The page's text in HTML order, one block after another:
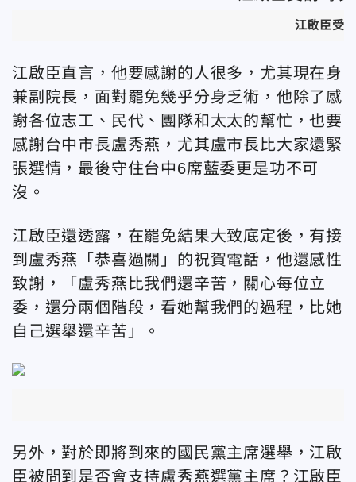
江啟臣受
江啟臣直言，他要感謝的人很多，尤其現在身
兼副院長，面對罷免幾乎分身乏術，他除了感
謝各位志工、民代、團隊和太太的幫忙，也要
感謝台中市長盧秀燕，尤其盧市長比大家還緊
張選情，最後守住台中6席藍委更是功不可
沒。
江啟臣還透露，在罷免結果大致底定後，有接
到盧秀燕「恭喜過關」的祝賀電話，他還感性
致謝，「盧秀燕比我們還辛苦，關心每位立
委，還分兩個階段，看她幫我們的過程，比她
自己選舉還辛苦」。
另外，對於即將到來的國民黨主席選舉，江啟
臣被問到是否會支持盧秀燕選黨主席？江啟臣